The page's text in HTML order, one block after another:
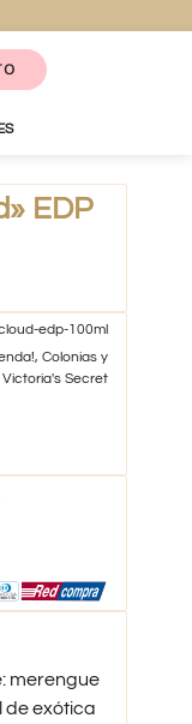
EDP
edp-100ml
,Colonias y
Victoria's Secret
merengue
de exótica